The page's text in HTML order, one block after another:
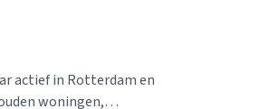
actief in Rotterdam en
woningen,